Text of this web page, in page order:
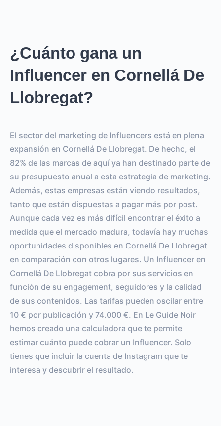
¿Cuánto gana un
Influencer en Cornellá De
Llobregat?
El sector del marketing de Influencers está en plena
expansión en Cornellá De Llobregat. De hecho, el
82% de las marcas de aquí ya han destinado parte de
su presupuesto anual a esta estrategia de marketing.
Además, estas empresas están viendo resultados,
tanto que están dispuestas a pagar más por post.
Aunque cada vez es más difícil encontrar el éxito a
medida que el mercado madura, todavía hay muchas
oportunidades disponibles en Cornellá De Llobregat
en comparación con otros lugares. Un Influencer en
Cornellá De Llobregat cobra por sus servicios en
función de su engagement, seguidores y la calidad
de sus contenidos. Las tarifas pueden oscilar entre
10 € por publicación y 74.000 €. En Le Guide Noir
hemos creado una calculadora que te permite
estimar cuánto puede cobrar un Influencer. Solo
tienes que incluir la cuenta de Instagram que te
interesa y descubrir el resultado.